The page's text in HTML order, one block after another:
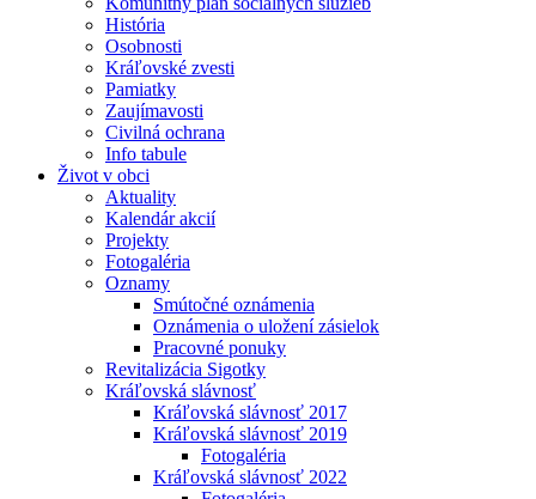
História
Osobnosti
Kráľovské zvesti
Pamiatky
Zaujímavosti
Civilná ochrana
Info tabule
Život v obci
Aktuality
Kalendár akcií
Projekty
Fotogaléria
Oznamy
Smútočné oznámenia
Oznámenia o uložení zásielok
Pracovné ponuky
Revitalizácia Sigotky
Kráľovská slávnosť
Kráľovská slávnosť 2017
Kráľovská slávnosť 2019
Fotogaléria
Kráľovská slávnosť 2022